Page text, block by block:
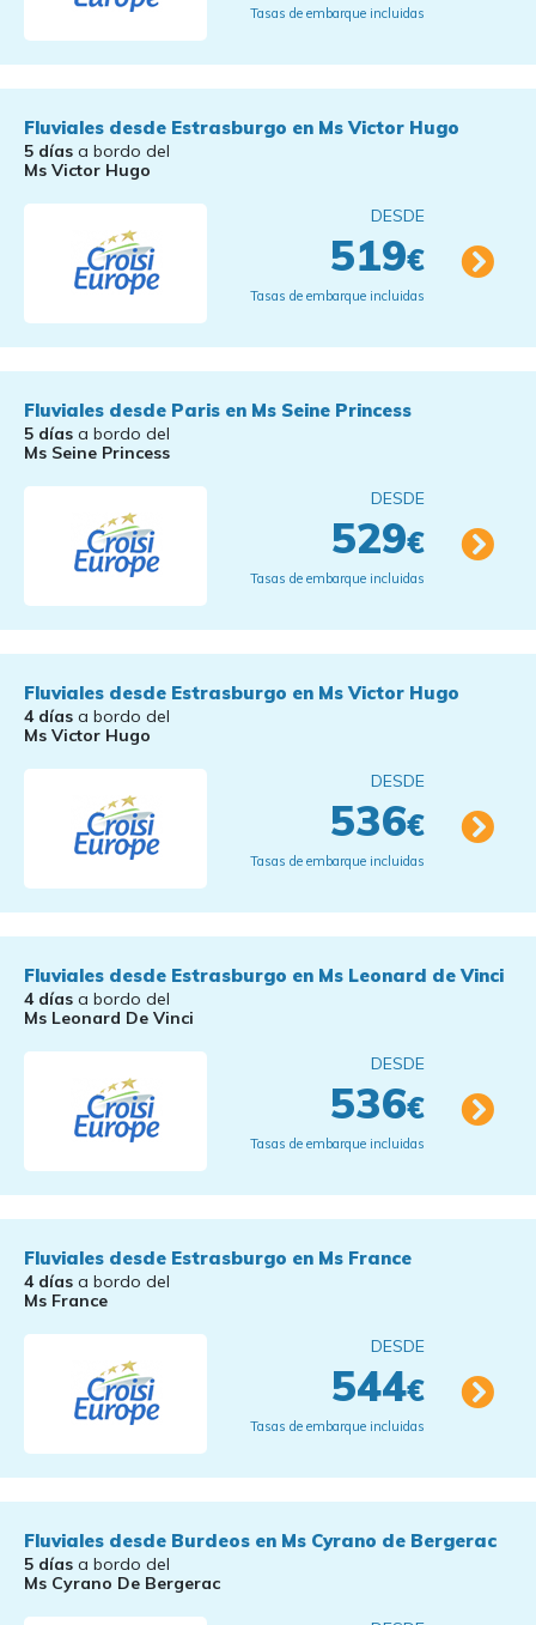
Tasas de embarque incluidas
Fluviales desde Estrasburgo en Ms Victor Hugo
5 días a bordo del
Ms Victor Hugo
DESDE
519€
Tasas de embarque incluidas
Fluviales desde Paris en Ms Seine Princess
5 días a bordo del
Ms Seine Princess
DESDE
529€
Tasas de embarque incluidas
Fluviales desde Estrasburgo en Ms Victor Hugo
4 días a bordo del
Ms Victor Hugo
DESDE
536€
Tasas de embarque incluidas
Fluviales desde Estrasburgo en Ms Leonard de Vinci
4 días a bordo del
Ms Leonard De Vinci
DESDE
536€
Tasas de embarque incluidas
Fluviales desde Estrasburgo en Ms France
4 días a bordo del
Ms France
DESDE
544€
Tasas de embarque incluidas
Fluviales desde Burdeos en Ms Cyrano de Bergerac
5 días a bordo del
Ms Cyrano De Bergerac